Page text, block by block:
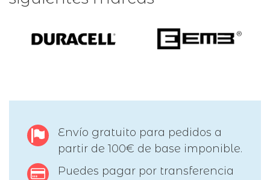
Envío gratuito para pedidos a
partir de 100€ de base imponible.
Puedes pagar por transferencia